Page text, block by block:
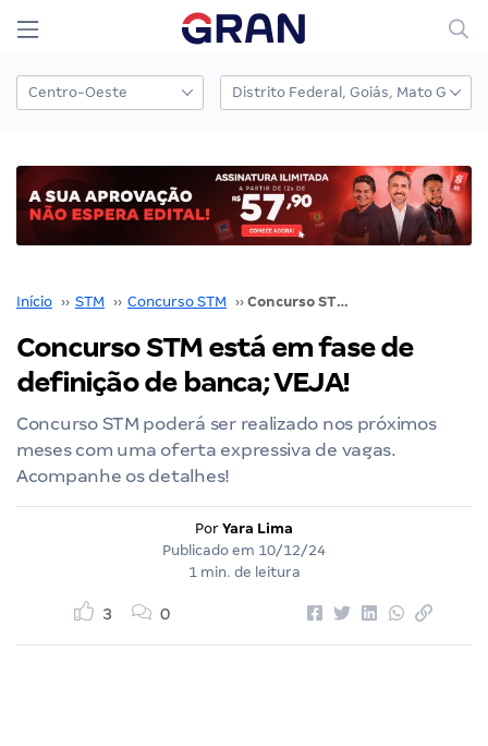
Início ›› STM ›› Concurso STM ›› Concurso STM está em fase de definição de banca; VEJA!
Concurso STM está em fase de
definição de banca; VEJA!
Concurso STM poderá ser realizado nos próximos
meses com uma oferta expressiva de vagas.
Acompanhe os detalhes!
Por Yara Lima
Publicado em 10/12/24
1 min. de leitura
3 0